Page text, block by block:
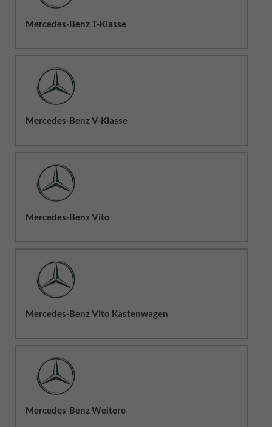
Mercedes-Benz T-Klasse
Mercedes-Benz V-Klasse
Mercedes-Benz Vito
Mercedes-Benz Vito Kastenwagen
Mercedes-Benz Weitere